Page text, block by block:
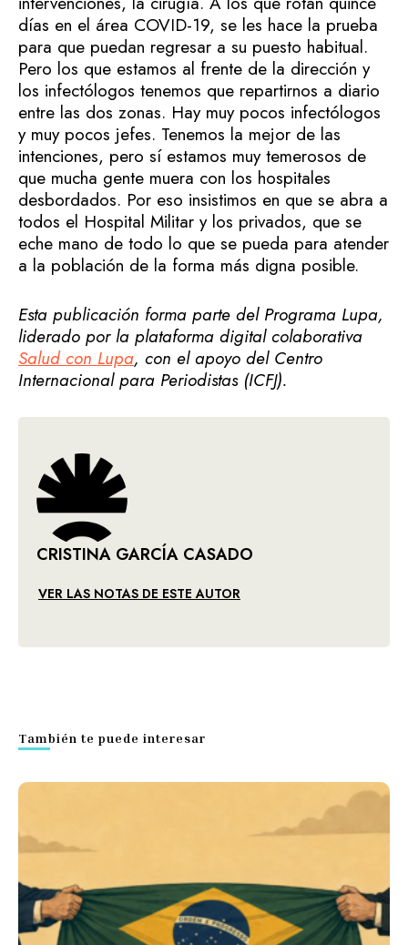
días en el área COVID-19, se les hace la prueba
para que puedan regresar a su puesto habitual.
Pero los que estamos al frente de la dirección y
los infectólogos tenemos que repartirnos a diario
entre las dos zonas. Hay muy pocos infectólogos
y muy pocos jefes. Tenemos la mejor de las
intenciones, pero sí estamos muy temerosos de
que mucha gente muera con los hospitales
desbordados. Por eso insistimos en que se abra a
todos el Hospital Militar y los privados, que se
eche mano de todo lo que se pueda para atender
a la población de la forma más digna posible.
Esta publicación forma parte del Programa Lupa,
liderado por la plataforma digital colaborativa
Salud con Lupa, con el apoyo del Centro
Internacional para Periodistas (ICFJ).
CRISTINA GARCÍA CASADO
VER LAS NOTAS DE ESTE AUTOR
También te puede interesar